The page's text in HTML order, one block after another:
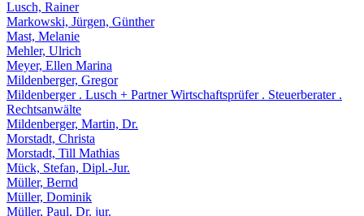
Lusch, Rainer
Markowski, Jürgen, Günther
Mast, Melanie
Mehler, Ulrich
Meyer, Ellen Marina
Mildenberger, Gregor
Mildenberger . Lusch + Partner Wirtschaftsprüfer . Steuerberater .
Rechtsanwälte
Mildenberger, Martin, Dr.
Morstadt, Christa
Morstadt, Till Mathias
Mück, Stefan, Dipl.-Jur.
Müller, Bernd
Müller, Dominik
Müller, Paul, Dr. jur.